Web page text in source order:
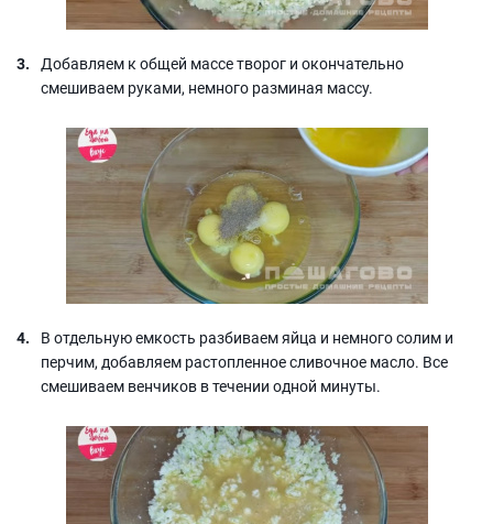
Добавляем к общей массе творог и окончательно
смешиваем руками, немного разминая массу.
В отдельную емкость разбиваем яйца и немного солим и
перчим, добавляем растопленное сливочное масло. Все
смешиваем венчиков в течении одной минуты.